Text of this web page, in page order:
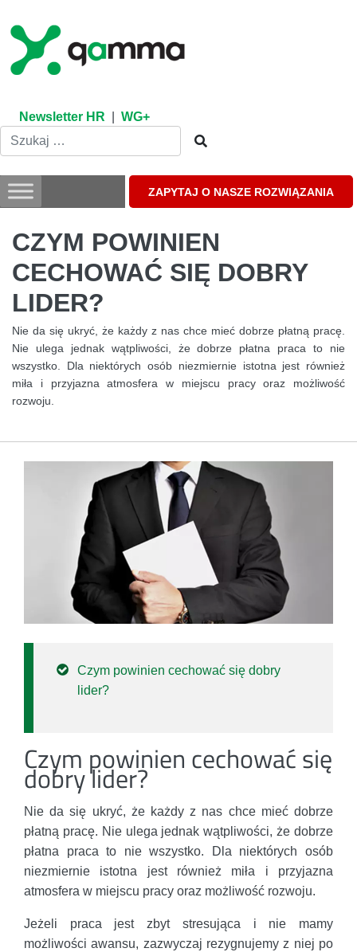
content
Newsletter HR WG+
ZAPYTAJ O NASZE ROZWIĄZANIA
CZYM POWINIEN
CECHOWAĆ SIĘ DOBRY
LIDER?
Nie da się ukryć, że każdy z nas chce mieć dobrze płatną pracę.
Nie ulega jednak wątpliwości, że dobrze płatna praca to nie
wszystko. Dla niektórych osób niezmiernie istotna jest również
miła i przyjazna atmosfera w miejscu pracy oraz możliwość
rozwoju.
Czym powinien cechować się dobry
lider?
Czym powinien cechować się
dobry lider?
Nie da się ukryć, że każdy z nas chce mieć dobrze
płatną pracę. Nie ulega jednak wątpliwości, że dobrze
płatna praca to nie wszystko. Dla niektórych osób
niezmiernie istotna jest również miła i przyjazna
atmosfera w miejscu pracy oraz możliwość rozwoju.
Jeżeli praca jest zbyt stresująca i nie mamy
możliwości awansu, zazwyczaj rezygnujemy z niej po